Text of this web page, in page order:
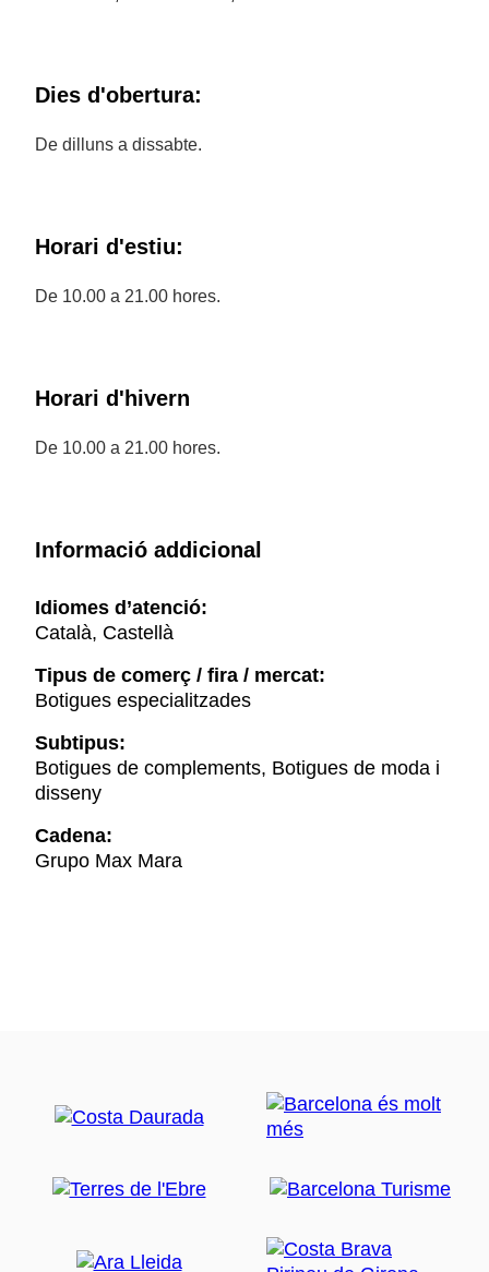
Dies d'obertura:
De dilluns a dissabte.
Horari d'estiu:
De 10.00 a 21.00 hores.
Horari d'hivern
De 10.00 a 21.00 hores.
Informació addicional
Idiomes d’atenció:
Català, Castellà
Tipus de comerç / fira / mercat:
Botigues especialitzades
Subtipus:
Botigues de complements, Botigues de moda i
disseny
Cadena:
Grupo Max Mara